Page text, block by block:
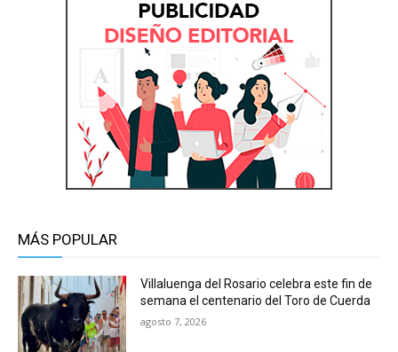
MÁS POPULAR
Villaluenga del Rosario celebra este fin de
semana el centenario del Toro de Cuerda
agosto 7, 2026